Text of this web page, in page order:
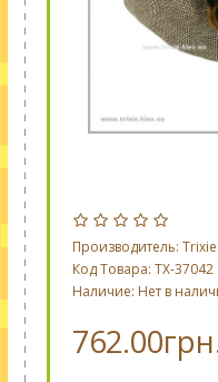
Производитель: Trixie
Код Товара: TX-37042
Наличие: Нет в